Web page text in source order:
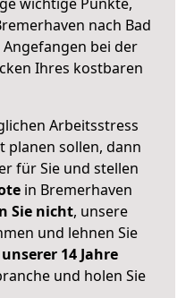
nach Bad
Angefangen bei der
Ihres kostbaren
Arbeitsstress
planen sollen, dann
für Sie und stellen
in Bremerhaven
Sie nicht, unsere
und lehnen Sie
14 Jahre
und holen Sie